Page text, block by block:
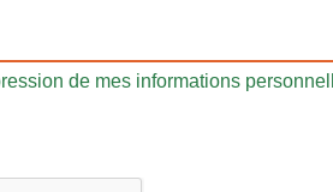
de mes informations